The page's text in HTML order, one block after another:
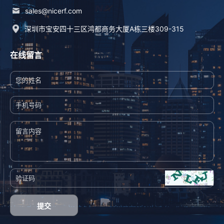
sales@nicerf.com
深圳市宝安四十三区鸿都商务大厦A栋三楼309-315
在线留言
提交